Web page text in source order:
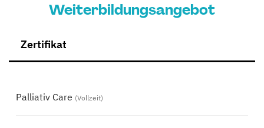
Weiterbildungsangebot
Zertifikat
Palliativ Care (Vollzeit)